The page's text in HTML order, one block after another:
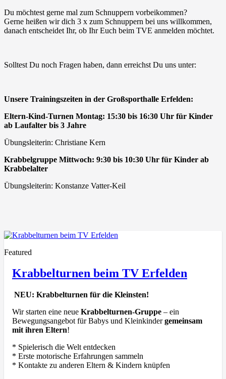
Du möchtest gerne mal zum Schnuppern vorbeikommen?
Gerne heißen wir dich 3 x zum Schnuppern bei uns willkommen,
danach entscheidet Ihr, ob Ihr Euch beim TVE anmelden möchtet.
Solltest Du noch Fragen haben, dann erreichst Du uns unter:
Unsere Trainingszeiten in der Großsporthalle Erfelden:
Eltern-Kind-Turnen Montag: 15:30 bis 16:30 Uhr für Kinder
ab Laufalter bis 3 Jahre
Übungsleiterin: Christiane Kern
Krabbelgruppe Mittwoch: 9:30 bis 10:30 Uhr für Kinder ab
Krabbelalter
Übungsleiterin: Konstanze Vatter-Keil
Featured
Krabbelturnen beim TV Erfelden
NEU: Krabbelturnen für die Kleinsten!
Wir starten eine neue Krabbelturnen-Gruppe – ein
Bewegungsangebot für Babys und Kleinkindergemeinsam
mit ihren Eltern!
* Spielerisch die Welt entdecken
* Erste motorische Erfahrungen sammeln
* Kontakte zu anderen Eltern & Kindern knüpfen